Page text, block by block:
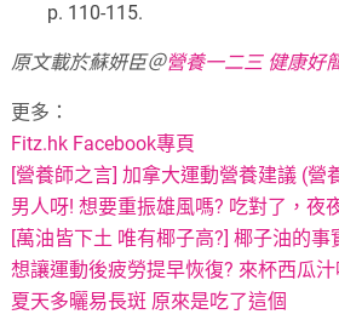
p. 110-115.
原文載於蘇妍臣＠營養一二三 健康好
更多：
Fitz.hk Facebook專頁
[營養師之言] 加拿大運動營養建議 (營
男人呀! 想要重振雄風嗎? 吃對了，夜
[萬油皆下土 唯有椰子高?] 椰子油的事
想讓運動後疲勞提早恢復? 來杯西瓜汁
夏天多曬易長斑 原來是吃了這個